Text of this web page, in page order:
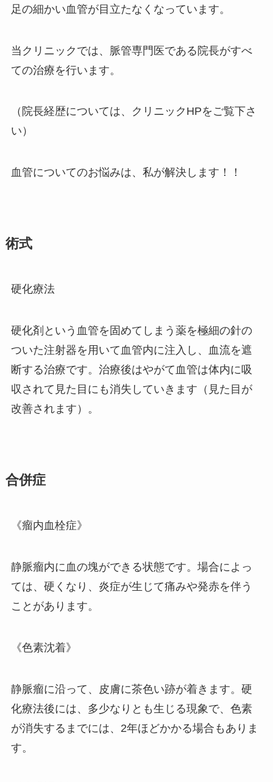
足の細かい血管が目立たなくなっています。
当クリニックでは、脈管専門医である院長がすべ
ての治療を行います。
（院長経歴については、クリニックHPをご覧下さ
い）
血管についてのお悩みは、私が解決します！！
術式
硬化療法
硬化剤という血管を固めてしまう薬を極細の針の
ついた注射器を用いて血管内に注入し、血流を遮
断する治療です。治療後はやがて血管は体内に吸
収されて見た目にも消失していきます（見た目が
改善されます）。
合併症
《瘤内血栓症》
静脈瘤内に血の塊ができる状態です。場合によっ
ては、硬くなり、炎症が生じて痛みや発赤を伴う
ことがあります。
《色素沈着》
静脈瘤に沿って、皮膚に茶色い跡が着きます。硬
化療法後には、多少なりとも生じる現象で、色素
が消失するまでには、2年ほどかかる場合もありま
す。